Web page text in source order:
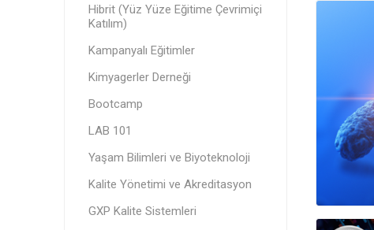
Hibrit (Yüz Yüze Eğitime Çevrimiçi
Katılım)
Kampanyalı Eğitimler
Kimyagerler Derneği
Bootcamp
LAB 101
Yaşam Bilimleri ve Biyoteknoloji
Kalite Yönetimi ve Akreditasyon
GXP Kalite Sistemleri